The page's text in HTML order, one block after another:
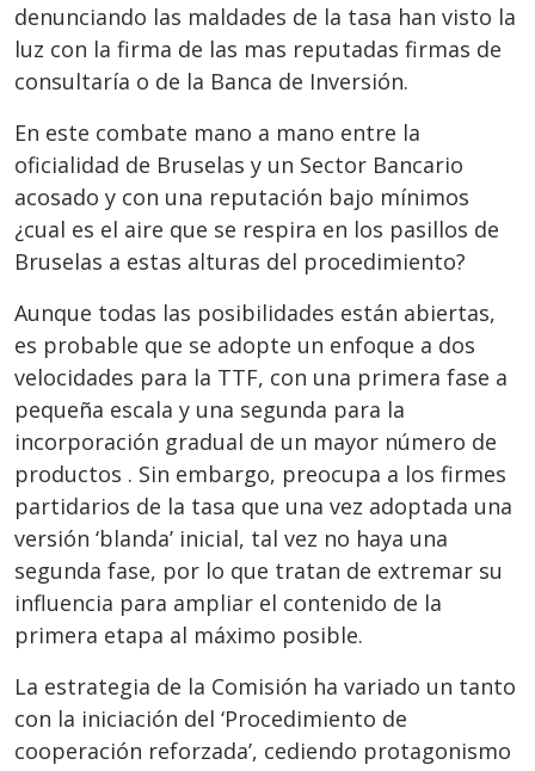
denunciando las maldades de la tasa han visto la
luz con la firma de las mas reputadas firmas de
consultaría o de la Banca de Inversión.
En este combate mano a mano entre la
oficialidad de Bruselas y un Sector Bancario
acosado y con una reputación bajo mínimos
¿cual es el aire que se respira en los pasillos de
Bruselas a estas alturas del procedimiento?
Aunque todas las posibilidades están abiertas,
es probable que se adopte un enfoque a dos
velocidades para la TTF, con una primera fase a
pequeña escala y una segunda para la
incorporación gradual de un mayor número de
productos . Sin embargo, preocupa a los firmes
partidarios de la tasa que una vez adoptada una
versión ‘blanda’ inicial, tal vez no haya una
segunda fase, por lo que tratan de extremar su
influencia para ampliar el contenido de la
primera etapa al máximo posible.
La estrategia de la Comisión ha variado un tanto
con la iniciación del ‘Procedimiento de
cooperación reforzada’, cediendo protagonismo